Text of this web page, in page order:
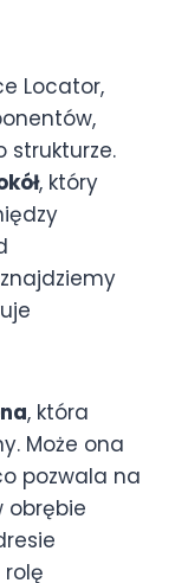
Locator,
strukturze.
, który
, która
Może ona
pozwala na
obrębie
rolę